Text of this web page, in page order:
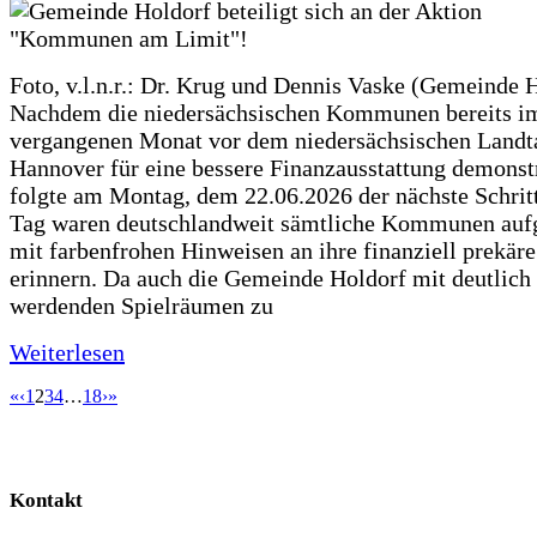
Foto, v.l.n.r.: Dr. Krug und Dennis Vaske (Gemeinde
Nachdem die niedersächsischen Kommunen bereits
vergangenen Monat vor dem niedersächsischen
Hannover für eine bessere Finanzausstattung
folgte am Montag, dem 22.06.2026 der nächste
Tag waren deutschlandweit sämtliche Kommunen
mit farbenfrohen Hinweisen an ihre finanziell
erinnern. Da auch die Gemeinde Holdorf mit deutlich
werdenden Spielräumen zu
Weiterlesen
«‹1 234…18›»
Kontakt